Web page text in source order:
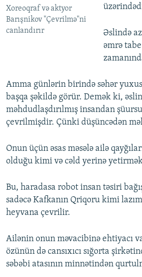
Xoreoqraf və aktyor
Barışnikov "Çevrilmə"ni
canlandırır
Əslində
əmrə
Amma günlərin birində səhər
başqa şəkildə görür. Demək ki,
məhdudlaşdırılmış insandan
çevrilmişdir. Çünki düşüncədən
Onun üçün əsas məsələ ailə
olduğu kimi və cəld yerinə
Bu, haradasa robot insan təsiri
sadəcə Kafkanın Qriqoru kimi
heyvana çevrilir.
Ailənin onun məvacibinə ehtiyacı
özünün də cansıxıcı sığorta
səbəbi atasının minnətindən